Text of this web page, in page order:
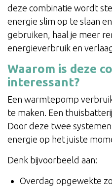
deze combinatie wordt
energie slim op te slaan
gebruiken, haal je meer
energieverbruik en
Waarom is deze
interessant?
Een warmtepomp
te maken. Een
Door deze twee
energie op het juiste
Denk bijvoorbeeld aan:
Overdag opgewekte